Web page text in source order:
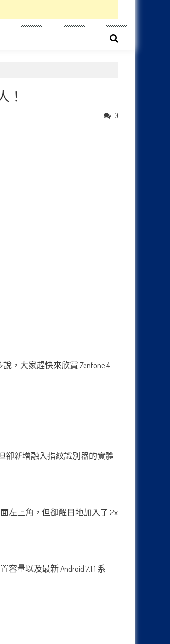
！
0
，大家趕快來欣賞 Zenfone 4
卻新增融入指紋識別器的實體
左上角，但卻醒目地加入了 2x
容量以及最新 Android 7.1.1 系